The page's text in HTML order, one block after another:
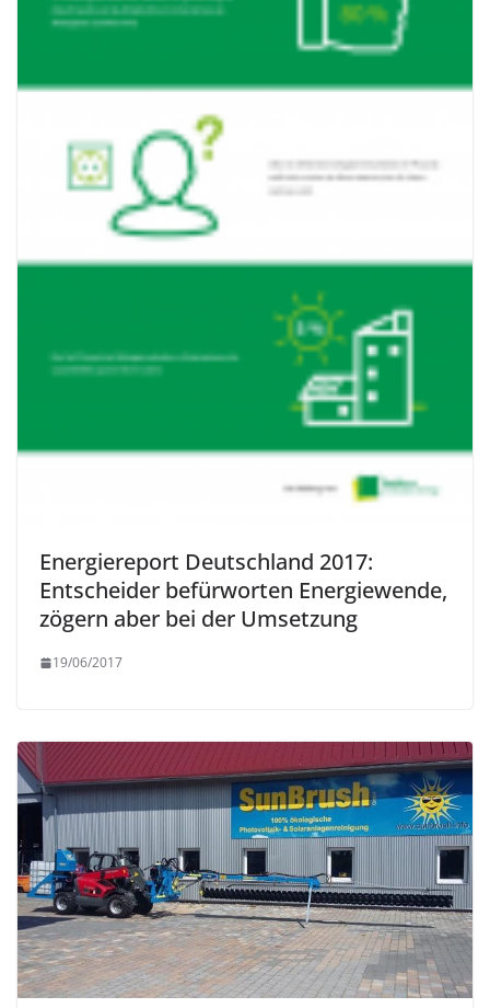
Energiereport Deutschland 2017:
Entscheider befürworten Energiewende,
zögern aber bei der Umsetzung
19/06/2017